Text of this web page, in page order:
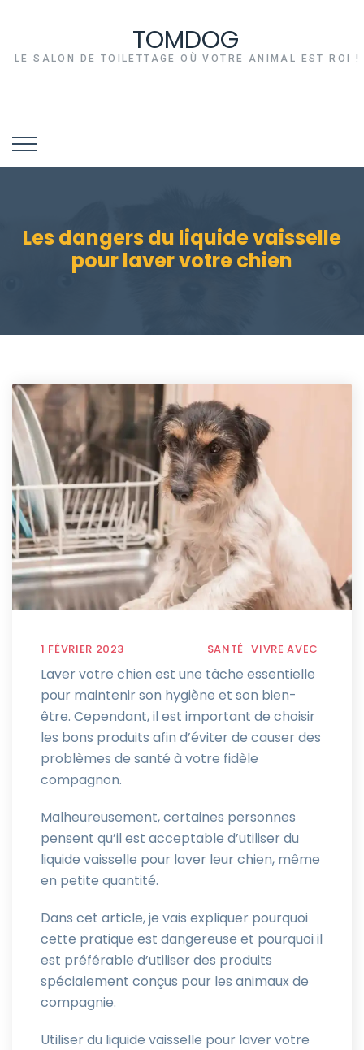
TOMDOG
LE SALON DE TOILETTAGE OÙ VOTRE ANIMAL EST ROI !
Les dangers du liquide vaisselle
pour laver votre chien
1 FÉVRIER 2023 SANTÉ VIVRE AVEC
Laver votre chien est une tâche essentielle
pour maintenir son hygiène et son bien-
être. Cependant, il est important de choisir
les bons produits afin d’éviter de causer des
problèmes de santé à votre fidèle
compagnon.
Malheureusement, certaines personnes
pensent qu’il est acceptable d’utiliser du
liquide vaisselle pour laver leur chien, même
en petite quantité.
Dans cet article, je vais expliquer pourquoi
cette pratique est dangereuse et pourquoi il
est préférable d’utiliser des produits
spécialement conçus pour les animaux de
compagnie.
Utiliser du liquide vaisselle pour laver votre